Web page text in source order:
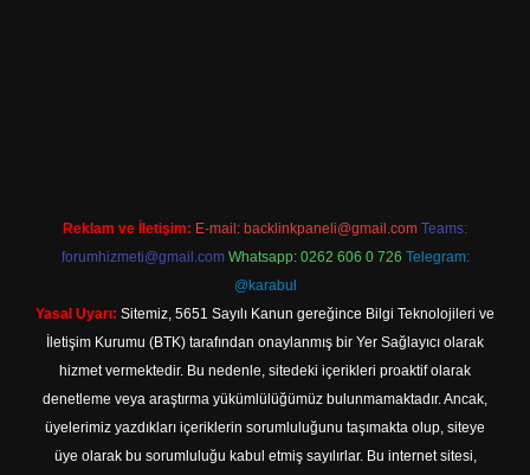
Reklam ve İletişim: E-mail: backlinkpaneli@gmail.com Teams:
forumhizmeti@gmail.com Whatsapp: 0262 606 0 726 Telegram:
@karabul
Yasal Uyarı: Sitemiz, 5651 Sayılı Kanun gereğince Bilgi Teknolojileri ve
İletişim Kurumu (BTK) tarafından onaylanmış bir Yer Sağlayıcı olarak
hizmet vermektedir. Bu nedenle, sitedeki içerikleri proaktif olarak
denetleme veya araştırma yükümlülüğümüz bulunmamaktadır. Ancak,
üyelerimiz yazdıkları içeriklerin sorumluluğunu taşımakta olup, siteye
üye olarak bu sorumluluğu kabul etmiş sayılırlar. Bu internet sitesi,